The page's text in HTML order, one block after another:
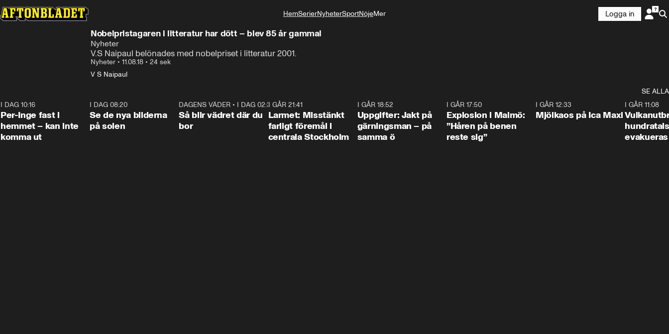
HemSerierNyheterSportNöjeMer
Logga in
Nobelpristagaren i litteratur har dött – blev 85 år gammal
Nyheter
V.S Naipaul belönades med nobelpriset i litteratur 2001.
Nyheter • 11.08.18 • 24 sek
V S Naipaul
SE ALLA
I DAG 10:16
Per-Inge fast i
hemmet – kan inte
komma ut
I DAG 08:20
Se de nya bilderna
på solen
1:06
DAGENS VÄDER • I DAG 02:30
Så blir vädret där du
bor
I GÅR 21:41
Larmet: Misstänkt
farligt föremål i
centrala Stockholm
I GÅR 18:52
Uppgifter: Jakt på
gärningsman – på
samma ö
I GÅR 17:50
Explosion i Malmö:
”Håren på benen
reste sig”
I GÅR 12:33
Mjölkaos på Ica Maxi
I GÅR 11:08
hundratals
evakueras